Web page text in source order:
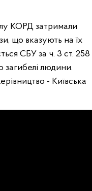
КОРД затримали
що вказують на їх
СБУ за ч. 3 ст. 258
загибелі людини.
- Київська